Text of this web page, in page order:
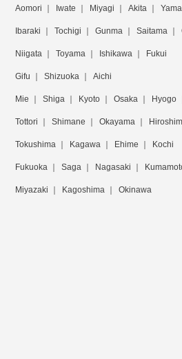
Aomori Iwate Miyagi Akita
Ibaraki Tochigi Gunma Saitama
Niigata Toyama Ishikawa Fukui
Gifu Shizuoka Aichi
Mie Shiga Kyoto Osaka Hyogo
Tottori Shimane Okayama
Tokushima Kagawa Ehime Kochi
Fukuoka Saga Nagasaki
Miyazaki Kagoshima Okinawa